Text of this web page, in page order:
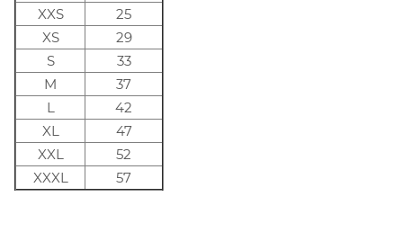
XXS
25
XS
29
S
33
M
37
L
42
XL
47
XXL
52
XXXL
57